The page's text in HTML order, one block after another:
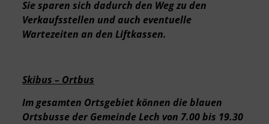
Sie sparen sich dadurch den Weg zu den
Verkaufsstellen und auch eventuelle
Wartezeiten an den Liftkassen.
Skibus – Ortbus
Im gesamten Ortsgebiet können die blauen
Ortsbusse der Gemeinde Lech von 7.00 bis 19.30